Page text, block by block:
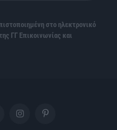
στο ηλεκτρονικό
ΓΓ Επικοινωνίας και
InstagramPinterest